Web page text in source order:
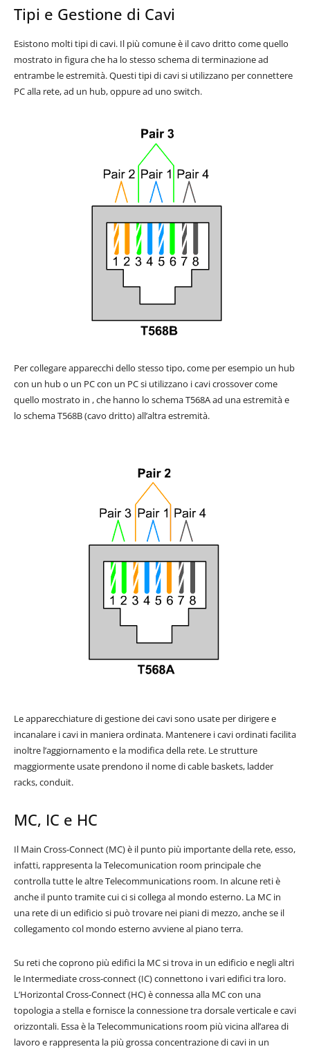
Tipi e Gestione di Cavi
Esistono molti tipi di cavi. Il più comune è il cavo dritto come quello
mostrato in figura che ha lo stesso schema di terminazione ad
entrambe le estremità. Questi tipi di cavi si utilizzano per connettere
PC alla rete, ad un hub, oppure ad uno switch.
Per collegare apparecchi dello stesso tipo, come per esempio un hub
con un hub o un PC con un PC si utilizzano i cavi crossover come
quello mostrato in , che hanno lo schema T568A ad una estremità e
lo schema T568B (cavo dritto) all’altra estremità.
Le apparecchiature di gestione dei cavi sono usate per dirigere e
incanalare i cavi in maniera ordinata. Mantenere i cavi ordinati facilita
inoltre l’aggiornamento e la modifica della rete. Le strutture
maggiormente usate prendono il nome di cable baskets, ladder
racks, conduit.
MC, IC e HC
Il Main Cross-Connect (MC) è il punto più importante della rete, esso,
infatti, rappresenta la Telecomunication room principale che
controlla tutte le altre Telecommunications room. In alcune reti è
anche il punto tramite cui ci si collega al mondo esterno. La MC in
una rete di un edificio si può trovare nei piani di mezzo, anche se il
collegamento col mondo esterno avviene al piano terra.
Su reti che coprono più edifici la MC si trova in un edificio e negli altri
le Intermediate cross-connect (IC) connettono i vari edifici tra loro.
L’Horizontal Cross-Connect (HC) è connessa alla MC con una
topologia a stella e fornisce la connessione tra dorsale verticale e cavi
orizzontali. Essa è la Telecommunications room più vicina all’area di
lavoro e rappresenta la più grossa concentrazione di cavi in un